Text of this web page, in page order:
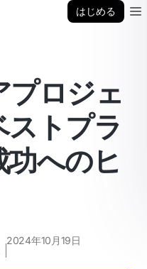
はじめる
プロジェ
ストプラ
へのヒ
2024年10月19日